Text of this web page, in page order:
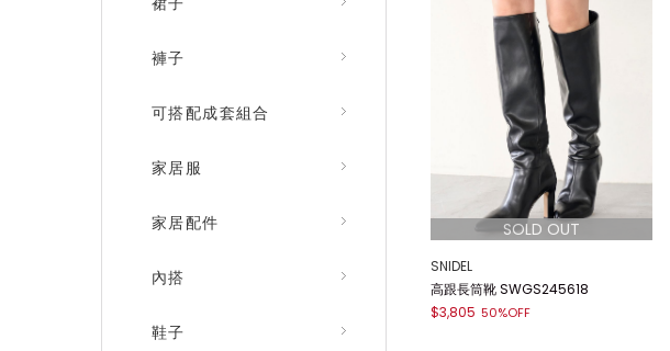
褲子
可搭配成套組合
家居服
家居配件
內搭
鞋子
SNIDEL
高跟長筒靴 SWGS245618
$3,805 50%OFF